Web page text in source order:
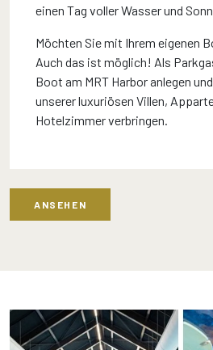
einen Tag voller Wasser und
Möchten Sie mit Ihrem eigenen
Auch das ist möglich! Als
Boot am MRT Harbor anlegen
unserer luxuriösen Villen,
Hotelzimmer verbringen.
ANSEHEN